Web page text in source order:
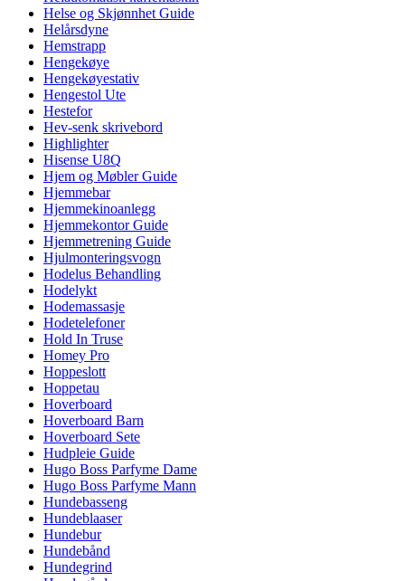
Helse og Skjønnhet Guide
Helårsdyne
Hemstrapp
Hengekøye
Hengekøyestativ
Hengestol Ute
Hestefor
Hev-senk skrivebord
Highlighter
Hisense U8Q
Hjem og Møbler Guide
Hjemmebar
Hjemmekinoanlegg
Hjemmekontor Guide
Hjemmetrening Guide
Hjulmonteringsvogn
Hodelus Behandling
Hodelykt
Hodemassasje
Hodetelefoner
Hold In Truse
Homey Pro
Hoppeslott
Hoppetau
Hoverboard
Hoverboard Barn
Hoverboard Sete
Hudpleie Guide
Hugo Boss Parfyme Dame
Hugo Boss Parfyme Mann
Hundebasseng
Hundeblaaser
Hundebur
Hundebånd
Hundegrind